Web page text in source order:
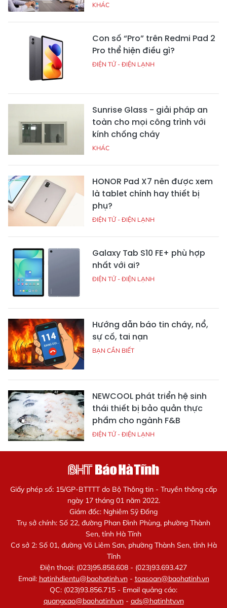
KHÁC
Con số “Pro” trên Redmi Pad 2
Pro thể hiện điều gì?
ĐIỆN TỬ - ĐIỆN LẠNH
Sunrise Glass - giải pháp an
toàn cho mọi công trình với
kính chống cháy
KHÁC
HONOR Pad X7 nên được xem
là tablet chính hay thiết bị
phụ?
ĐIỆN TỬ - ĐIỆN LẠNH
Galaxy Tab S10 FE+ phù hợp
nhất với ai?
ĐIỆN TỬ - ĐIỆN LẠNH
Hướng dẫn báo tin cháy, nổ,
sự cố, tai nạn
BẠN CẦN BIẾT
NEWCOOL phát triển hệ sinh
thái thiết bị bảo quản thực
phẩm cho ngành F&B
ĐIỆN TỬ - ĐIỆN LẠNH
Giấy phép số: 15/GP-BTTTT do Bộ Thông tin - Truyền thông cấp
ngày 17 tháng 01 năm 2022.
Giám đốc: Nghiêm Sỹ Đống
Trụ sở chính: Số 22, đường Phan Đình Phùng, phường Thành
Sen, tỉnh Hà Tĩnh
Cơ sở 2: Số 01, đường Võ Liêm Sơn, phường Thành Sen, tỉnh Hà
Tĩnh
Điện thoại: (023)95.858.608 - (023)93.693.427
Email: hatinhdientu@baohatinh.vn- toasoan@baohatinh.vn
QC: (023)93.856.715 - Email quảng cáo:
quangcao@baohatinh.vn- ads@hatinhtv.vn